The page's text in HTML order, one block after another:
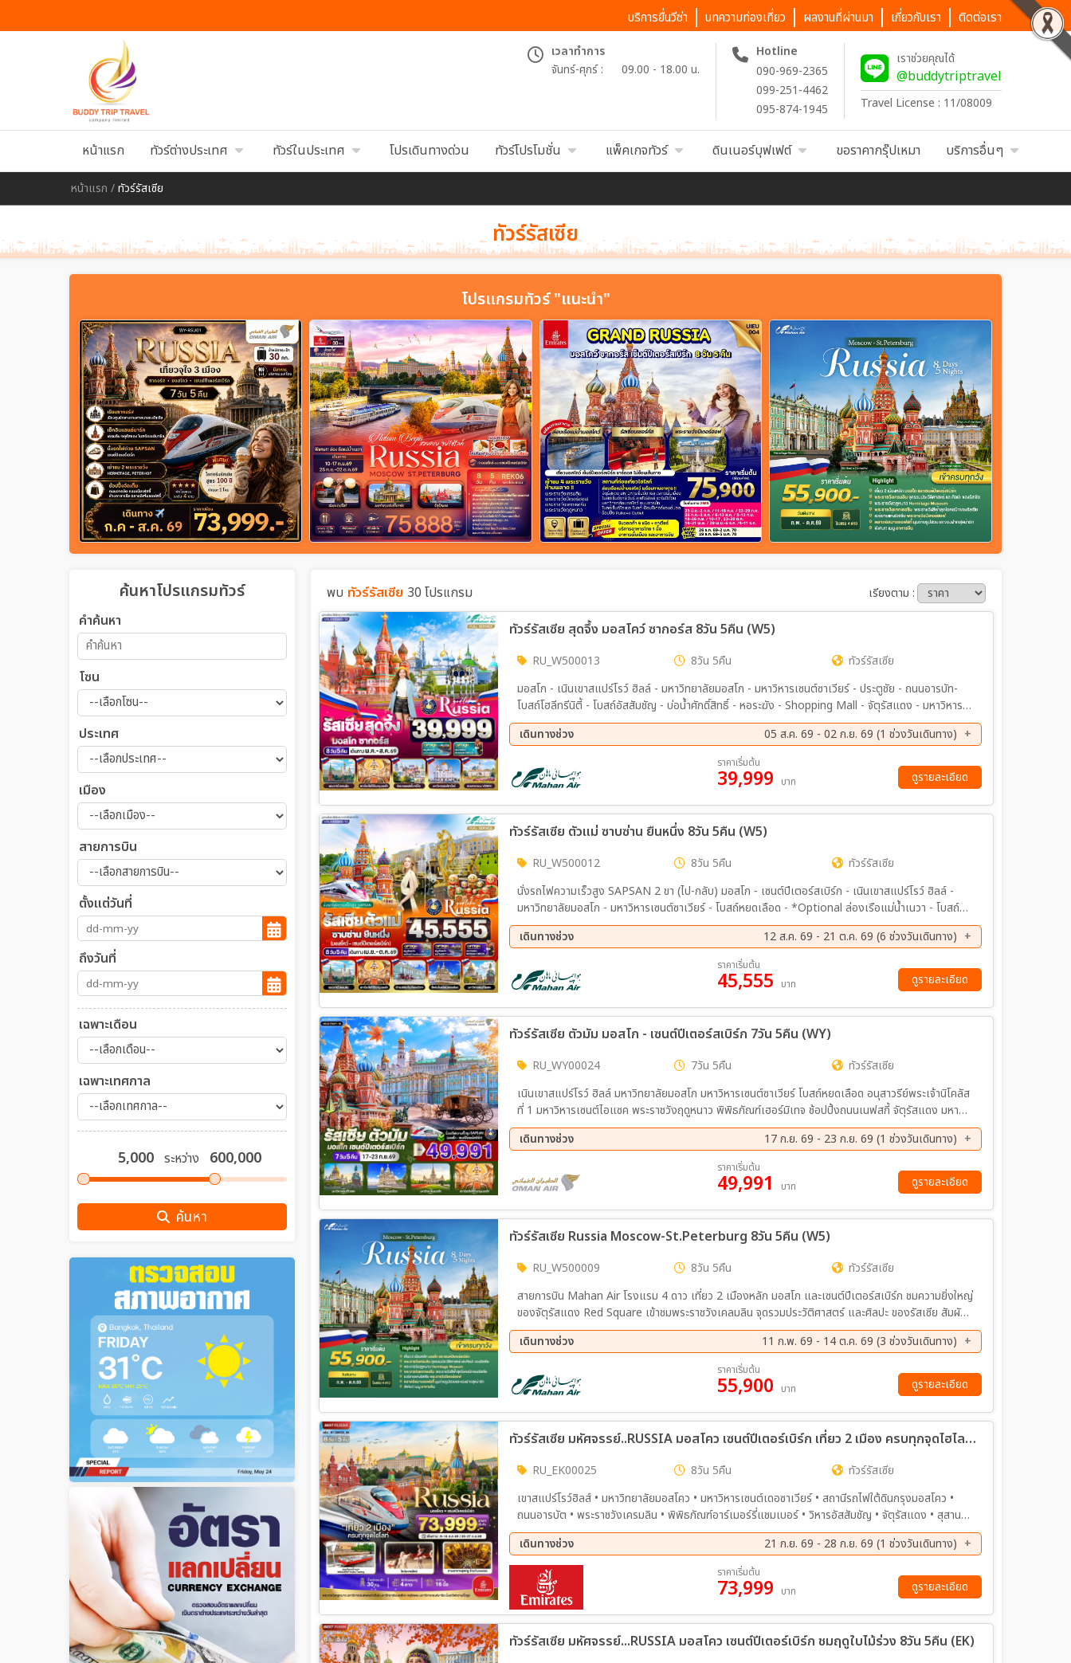
บริการยื่นวีซ่า บทความท่องเที่ยว ผลงานที่ผ่านมา เกี่ยวกับเรา ติดต่อเรา
เวลาทำการ
จันทร์-ศุกร์ :
09.00 - 18.00 น.
Hotline
090-969-2365
099-251-4462
095-874-1945
เราช่วยคุณได้
@buddytriptravel
Travel License : 11/08009
หน้าแรก ทัวร์ต่างประเทศ ทัวร์ในประเทศ โปรเดินทางด่วน ทัวร์โปรโมชั่น แพ็คเกจทัวร์ ดินเนอร์บุฟเฟต์ ขอราคากรุ๊ปเหมา บริการอื่นๆ
หน้าแรก /ทัวร์รัสเซีย
ทัวร์รัสเซีย
โปรแกรมทัวร์ "แนะนำ"
ค้นหาโปรแกรมทัวร์
คำค้นหา
โซน
ประเทศ
เมือง
สายการบิน
ตั้งแต่วันที่
ถึงวันที่
เฉพาะเดือน
เฉพาะเทศกาล
ระหว่าง
ค้นหา
พบ ทัวร์รัสเซีย 30 โปรแกรม เรียงตาม :
ทัวร์รัสเซีย สุดจึ้ง มอสโคว์ ซากอร์ส 8วัน 5คืน (W5)
RU_W500013 8วัน 5คืน
ทัวร์รัสเซีย
มอสโก - เนินเขาสแปร์โรว์ ฮิลล์ - มหาวิทยาลัยมอสโก - มหาวิหารเซนต์ซาเวียร์ - ประตูชัย - ถนนอารบัท-
โบสถ์โฮลีทรีนิตี้ - โบสถ์อัสสัมชัญ - บ่อน้ำศักดิ์สิทธิ์ - หอระฆัง - Shopping Mall - จัตุรัสแดง - มหาวิหาร
เซนต์บาซิล - ห้างกุม - Floating Bridge - พระราชวังเครมลิน - ตลาดอิสมายลอฟสกี้ - รถไฟใต้ดินกรุง
มอสโก - สวนสาธารณะ VDNKh
เดินทางช่วง
05 ส.ค. 69 - 02 ก.ย. 69 (1 ช่วงวันเดินทาง)
ราคาเริ่มต้น
39,999 บาท ดูรายละเอียด
ทัวร์รัสเซีย ตัวแม่ ซาบซ่าน ยืนหนึ่ง 8วัน 5คืน (W5)
RU_W500012 8วัน 5คืน
ทัวร์รัสเซีย
นั่งรถไฟความเร็วสูง SAPSAN 2 ขา (ไป-กลับ) มอสโก - เซนต์ปีเตอร์สเบิร์ก - เนินเขาสแปร์โรว์ ฮิลล์ -
มหาวิทยาลัยมอสโก - มหาวิหารเซนต์ซาเวียร์ - โบสถ์หยดเลือด - *Optional ล่องเรือแม่น้ำเนวา - โบสถ์นิ
โคลัส - พระราชวังฤดูหนาว พิพิธภัณฑ์เฮอร์มิเทจ - ช้อปปิ้งถนนเนฟสกี้ - พระราชวังฤดูร้อน ปีเตอร์ฮอฟ -
มหาวิหารเซนต์ไอแซค - ถ่ายภาพริมแม่น้ำเนวา - Outlet Shopping Mall - จัตุรัสแดง - มหาวิหารเซนต์บา
ซิล - ตลาดอิสมายลอฟสกี้ - รถไฟใต้ดินกรุงมอสโก - พระราชวัง เครมลิน - ถนนอารบัท
เดินทางช่วง
12 ส.ค. 69 - 21 ต.ค. 69 (6 ช่วงวันเดินทาง)
09 ก.ย. 69 - 16 ก.ย. 69
30 ก.ย. 69 - 07 ต.ค. 69
07 ต.ค. 69 - 14 ต.ค. 69 14 ต.ค. 69 - 21 ต.ค. 69
ราคาเริ่มต้น
45,555 บาท ดูรายละเอียด
ทัวร์รัสเซีย ตัวมัม มอสโก - เซนต์ปีเตอร์สเบิร์ก 7วัน 5คืน (WY)
RU_WY00024 7วัน 5คืน
ทัวร์รัสเซีย
เนินเขาสแปร์โรว์ ฮิลล์ มหาวิทยาลัยมอสโก มหาวิหารเซนต์ซาเวียร์ โบสถ์หยดเลือด อนุสาวรีย์พระเจ้านิโคลัส
ที่ 1 มหาวิหารเซนต์ไอแซค พระราชวังฤดูหนาว พิพิธภัณฑ์เฮอร์มิเทจ ช้อปปิ้งถนนเนฟสกี้ จัตุรัสแดง มหา
วิหารเซนต์บาซิล ถนนอารบัท รถไฟใต้ดินกรุงมอสโก พระราชวังเครมลิน OPTIONAL ชมการแสดง
RUSSIAN CIRCUS OPTIONAL ล่องเรือแม่น้ำเนวา
เดินทางช่วง
17 ก.ย. 69 - 23 ก.ย. 69 (1 ช่วงวันเดินทาง)
ราคาเริ่มต้น
49,991 บาท ดูรายละเอียด
ทัวร์รัสเซีย Russia Moscow-St.Peterburg 8วัน 5คืน (W5)
RU_W500009 8วัน 5คืน
ทัวร์รัสเซีย
สายการบิน Mahan Air โรงแรม 4 ดาว เที่ยว 2 เมืองหลัก มอสโก และเซนต์ปีเตอร์สเบิร์ก ชมความยิ่งใหญ่
ของจัตุรัสแดง Red Square เข้าชมพระราชวังเคลมลิน จุดรวมประวัติศาสตร์ และศิลปะ ของรัสเซีย สัมผัส
บรรยากาศรถไฟความเร็วสูง Sapsan ชมสถานีรถไฟฟ้าใต้ดินของมอสโก เข้าชมพระราชวังแคทเธอรีน เข้า
ชมพระราชวังปีเตอร์ฮอฟ หรือ พระราชวังฤดูร้อน เข้าชมพิพิธภัณฑ์เฮอร์มิเทจ หรือ พระราชวังฤดูหนาว
เดินทางช่วง
11 ก.พ. 69 - 14 ต.ค. 69 (3 ช่วงวันเดินทาง)
09 ก.ย. 69 - 16 ก.ย. 69
ราคาเริ่มต้น
55,900 บาท ดูรายละเอียด
ทัวร์รัสเซีย มหัศจรรย์..RUSSIA มอสโคว เซนต์ปีเตอร์เบิร์ก เที่ยว 2 เมือง ครบทุกจุดไฮไลท์ 8วัน 5คืน (EK)
RU_EK00025 8วัน 5คืน
ทัวร์รัสเซีย
เขาสแปร์โรว์ฮิลส์ • มหาวิทยาลัยมอสโคว • มหาวิหารเซนต์เดอซาเวียร์ • สถานีรถไฟใต้ดินกรุงมอสโคว •
ถนนอารบัต • พระราชวังเครมลิน • พิพิธภัณฑ์อาร์เมอร์รี่แชมเบอร์ • วิหารอัสสัมชัญ • จัตุรัสแดง • สุสาน
เลนิน • แวะถ่ายรูปมหาวิหารเซนต์บาซิล • ห้าง GUM • ชมโชว์ละครสัตว์ Circus • ตลาดอิสไมโลโว่ •
Mathroska Painting Class • นั่งรถไฟความเร็วสูง Sapsan Fast Train • เมืองเซนต์ปีเตอร์สเบิร์ค •
พระราชวังแคทเธอลีน • ห้องแอมเบอร์รูม • ล่องเรือแม่น้ำเนว่า • มหาวิหารไอแซค • พระราชวังฤดูหนาว •
พิพิธภัณฑ์เฮอร์มิเทจ • ป้อมปีเตอร์ และปอลด์ • พระราชวังฤดูร้อน หรือ พระราชวังปีเตอร์ฮอฟ • โบสถ์หยด
เลือด • ช้อปปิ้ง Leto Mall
เดินทางช่วง
21 ก.ย. 69 - 28 ก.ย. 69 (1 ช่วงวันเดินทาง)
21 ก.ย. 69 - 28 ก.ย. 69
ราคาเริ่มต้น
73,999 บาท ดูรายละเอียด
ทัวร์รัสเซีย มหัศจรรย์...RUSSIA มอสโคว เซนต์ปีเตอร์เบิร์ก ชมฤดูใบไม้ร่วง 8วัน 5คืน (EK)